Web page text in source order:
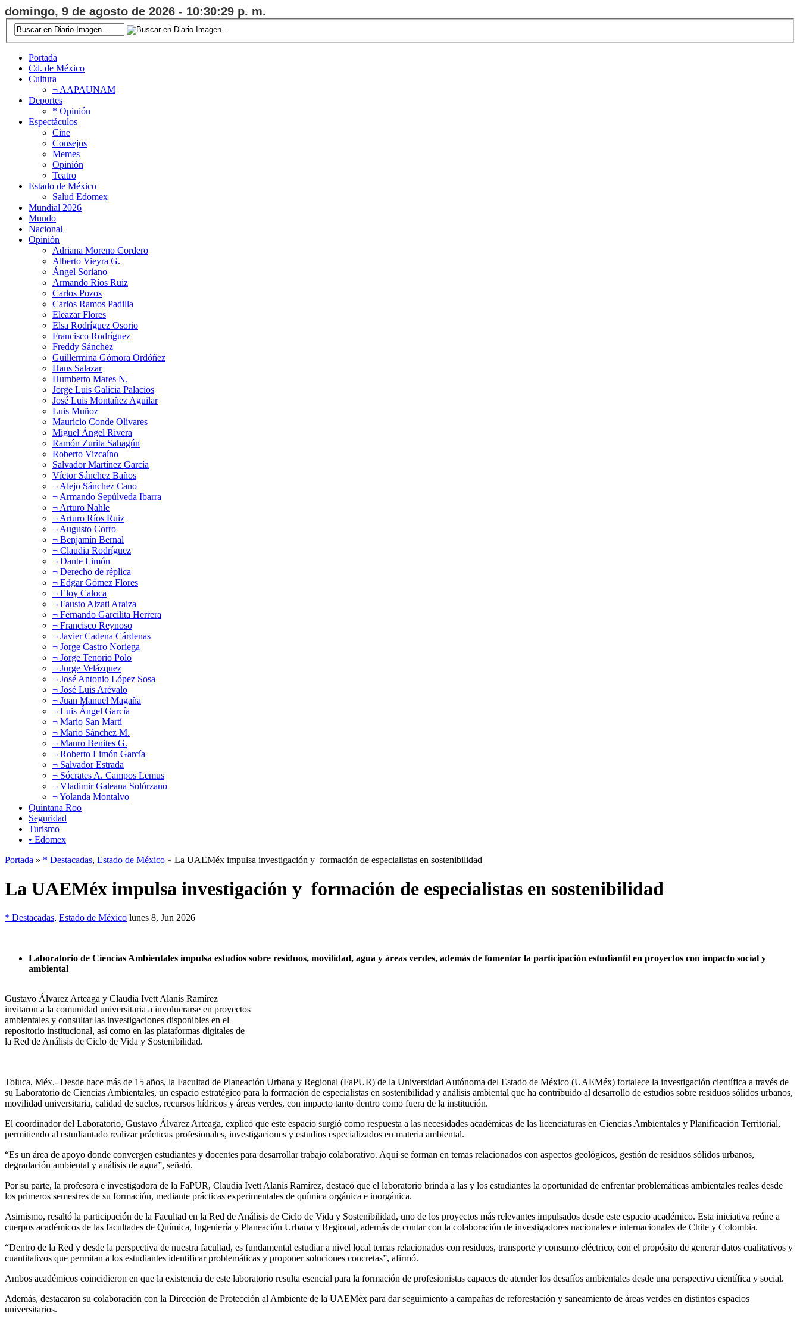
domingo, 9 de agosto de 2026 - 10:30:30 p. m.
Portada
Cd. de México
Cultura
¬ AAPAUNAM
Deportes
* Opinión
Espectáculos
Cine
Consejos
Memes
Opinión
Teatro
Estado de México
Salud Edomex
Mundial 2026
Mundo
Nacional
Opinión
Adriana Moreno Cordero
Alberto Vieyra G.
Ángel Soriano
Armando Ríos Ruiz
Carlos Pozos
Carlos Ramos Padilla
Eleazar Flores
Elsa Rodríguez Osorio
Francisco Rodríguez
Freddy Sánchez
Guillermina Gómora Ordóñez
Hans Salazar
Humberto Mares N.
Jorge Luis Galicia Palacios
José Luis Montañez Aguilar
Luis Muñoz
Mauricio Conde Olivares
Miguel Ángel Rivera
Ramón Zurita Sahagún
Roberto Vizcaíno
Salvador Martínez García
Víctor Sánchez Baños
¬ Alejo Sánchez Cano
¬ Armando Sepúlveda Ibarra
¬ Arturo Nahle
¬ Arturo Ríos Ruiz
¬ Augusto Corro
¬ Benjamín Bernal
¬ Claudia Rodríguez
¬ Dante Limón
¬ Derecho de réplica
¬ Edgar Gómez Flores
¬ Eloy Caloca
¬ Fausto Alzati Araiza
¬ Fernando Garcilita Herrera
¬ Francisco Reynoso
¬ Javier Cadena Cárdenas
¬ Jorge Castro Noriega
¬ Jorge Tenorio Polo
¬ Jorge Velázquez
¬ José Antonio López Sosa
¬ José Luis Arévalo
¬ Juan Manuel Magaña
¬ Luis Ángel García
¬ Mario San Martí
¬ Mario Sánchez M.
¬ Mauro Benites G.
¬ Roberto Limón García
¬ Salvador Estrada
¬ Sócrates A. Campos Lemus
¬ Vladimir Galeana Solórzano
¬ Yolanda Montalvo
Quintana Roo
Seguridad
Turismo
• Edomex
Portada » * Destacadas, Estado de México » La UAEMéx impulsa investigación y formación de especialistas en sostenibilidad
La UAEMéx impulsa investigación y formación de especialistas en sostenibilidad
* Destacadas, Estado de México lunes 8, Jun 2026
Laboratorio de Ciencias Ambientales impulsa estudios sobre residuos, movilidad, agua y áreas verdes, además de fomentar la participación estudiantil en proyectos con impacto social y
ambiental
Gustavo Álvarez Arteaga y Claudia Ivett Alanís Ramírez
invitaron a la comunidad universitaria a involucrarse en proyectos
ambientales y consultar las investigaciones disponibles en el
repositorio institucional, así como en las plataformas digitales de
la Red de Análisis de Ciclo de Vida y Sostenibilidad.
Toluca, Méx.- Desde hace más de 15 años, la Facultad de Planeación Urbana y Regional (FaPUR) de la Universidad Autónoma del Estado de México (UAEMéx) fortalece la investigación científica a través de
su Laboratorio de Ciencias Ambientales, un espacio estratégico para la formación de especialistas en sostenibilidad y análisis ambiental que ha contribuido al desarrollo de estudios sobre residuos sólidos urbanos,
movilidad universitaria, calidad de suelos, recursos hídricos y áreas verdes, con impacto tanto dentro como fuera de la institución.
El coordinador del Laboratorio, Gustavo Álvarez Arteaga, explicó que este espacio surgió como respuesta a las necesidades académicas de las licenciaturas en Ciencias Ambientales y Planificación Territorial,
permitiendo al estudiantado realizar prácticas profesionales, investigaciones y estudios especializados en materia ambiental.
“Es un área de apoyo donde convergen estudiantes y docentes para desarrollar trabajo colaborativo. Aquí se forman en temas relacionados con aspectos geológicos, gestión de residuos sólidos urbanos,
degradación ambiental y análisis de agua”, señaló.
Por su parte, la profesora e investigadora de la FaPUR, Claudia Ivett Alanís Ramírez, destacó que el laboratorio brinda a las y los estudiantes la oportunidad de enfrentar problemáticas ambientales reales desde
los primeros semestres de su formación, mediante prácticas experimentales de química orgánica e inorgánica.
Asimismo, resaltó la participación de la Facultad en la Red de Análisis de Ciclo de Vida y Sostenibilidad, uno de los proyectos más relevantes impulsados desde este espacio académico. Esta iniciativa reúne a
cuerpos académicos de las facultades de Química, Ingeniería y Planeación Urbana y Regional, además de contar con la colaboración de investigadores nacionales e internacionales de Chile y Colombia.
“Dentro de la Red y desde la perspectiva de nuestra facultad, es fundamental estudiar a nivel local temas relacionados con residuos, transporte y consumo eléctrico, con el propósito de generar datos cualitativos y
cuantitativos que permitan a los estudiantes identificar problemáticas y proponer soluciones concretas”, afirmó.
Ambos académicos coincidieron en que la existencia de este laboratorio resulta esencial para la formación de profesionistas capaces de atender los desafíos ambientales desde una perspectiva científica y social.
Además, destacaron su colaboración con la Dirección de Protección al Ambiente de la UAEMéx para dar seguimiento a campañas de reforestación y saneamiento de áreas verdes en distintos espacios
universitarios.